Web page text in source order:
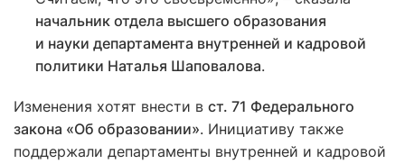
начальник отдела высшего образования
и науки департамента внутренней и кадровой
политики Наталья Шаповалова.
Изменения хотят внести в ст. 71 Федерального
закона «Об образовании». Инициативу также
поддержали департаменты внутренней и кадровой